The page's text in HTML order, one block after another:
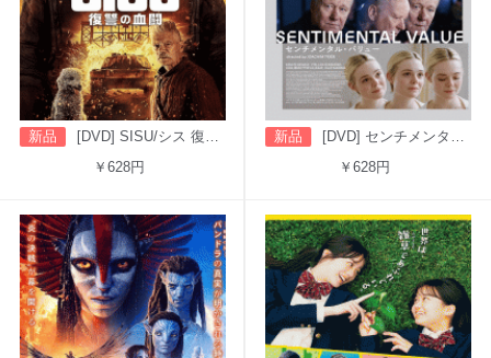
新品
[DVD] SISU/シス 復讐の血闘（字幕版）
￥628円
新品
[DVD] センチメンタル・バリュー
￥628円